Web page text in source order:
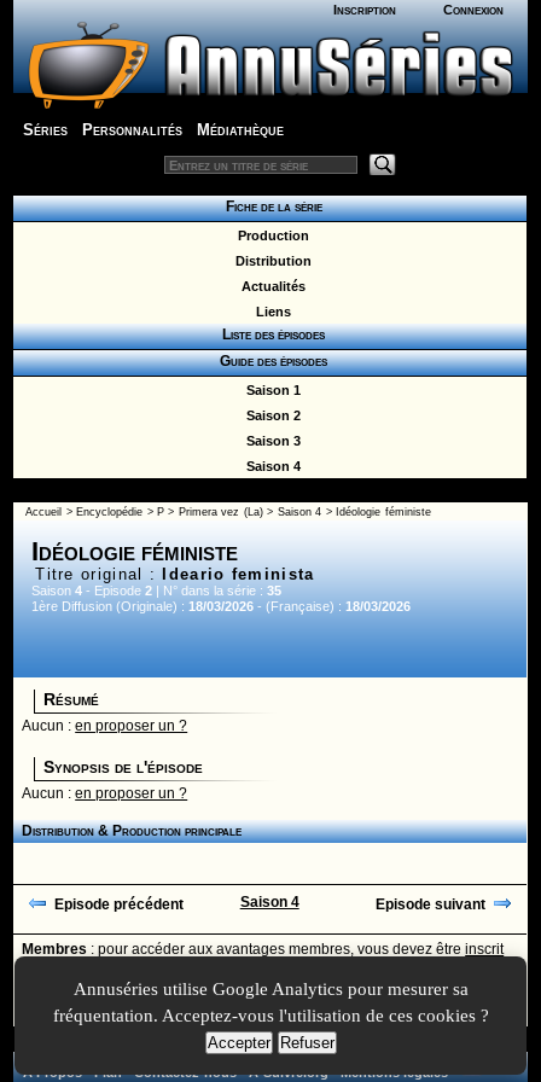
Inscription Connexion
Séries Personnalités Médiathèque
Fiche de la série
Production
Distribution
Actualités
Liens
Liste des épisodes
Guide des épisodes
Saison 1
Saison 2
Saison 3
Saison 4
Accueil > Encyclopédie > P > Primera vez (La)> Saison 4 > Idéologie féministe
Idéologie féministe
Titre original : Ideario feminista
Saison4 - Episode2 | N° dans la série :35
1ère Diffusion (Originale) :18/03/2026 - (Française) :18/03/2026
Résumé
Aucun :en proposer un ?
Synopsis de l'épisode
Aucun :en proposer un ?
Distribution & Production principale
Episode précédent Saison 4 Episode suivant
Membres : pour accéder aux avantages membres, vous devez êtreinscrit
Ajoutée le :30/11/-0001 à 00:00 -Mise à jour le :30/11/-0001 à 00:00
A Propos-Plan-Contactez-nous-A-Suivre.org-Mentions légales-
Annuséries utilise Google Analytics pour mesurer sa
fréquentation. Acceptez-vous l'utilisation de ces cookies ?
Accepter Refuser